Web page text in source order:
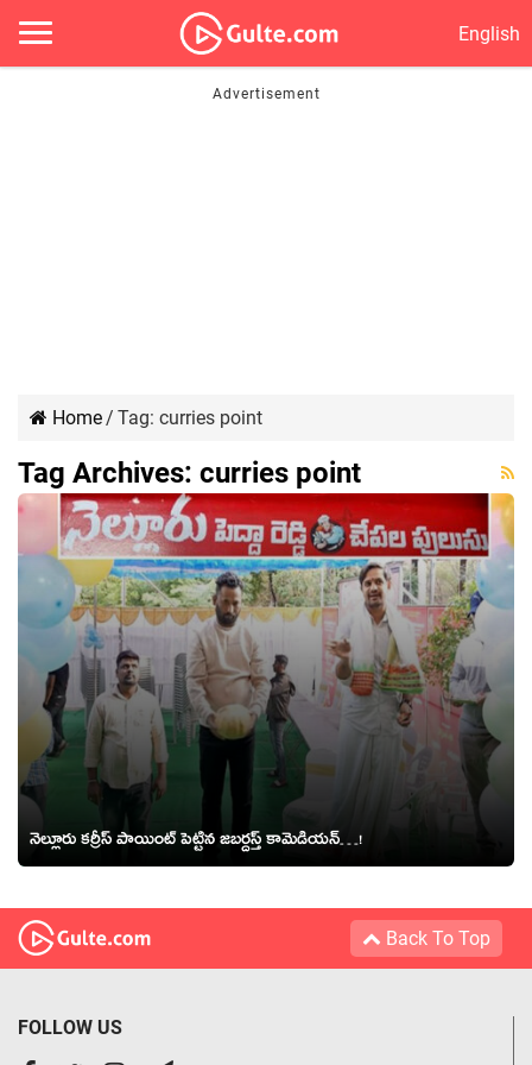
English
Home/ Tag: curries point
Tag Archives: curries point
నెల్లూరు కర్రీస్ పాయింట్ పెట్టిన జబర్దస్త్ కామెడియన్…!
Back To Top
FOLLOW US